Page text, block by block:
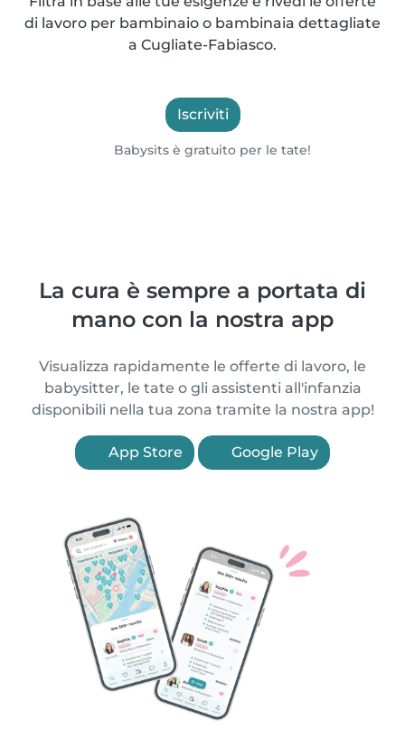
di lavoro per bambinaio o bambinaia dettagliate
a Cugliate-Fabiasco.
Iscriviti
Babysits è gratuito per le tate!
La cura è sempre a portata di
mano con la nostra app
Visualizza rapidamente le offerte di lavoro, le
babysitter, le tate o gli assistenti all'infanzia
disponibili nella tua zona tramite la nostra app!
App Store Google Play